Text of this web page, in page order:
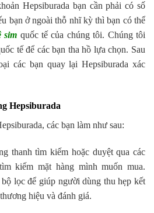
Hepsiburada bạn cần phải có số
bạn ở ngoài thỗ nhĩ kỳ thì bạn có thể
sim quốc tế của chúng tôi. Chúng tôi
tế để các bạn tha hồ lựa chọn. Sau
các bạn quay lại Hepsiburada xác
Hepsiburada
các bạn làm như sau:
thanh tìm kiếm hoặc duyệt qua các
kiếm mặt hàng mình muốn mua.
bộ lọc để giúp người dùng thu hẹp kết
hiệu và đánh giá.